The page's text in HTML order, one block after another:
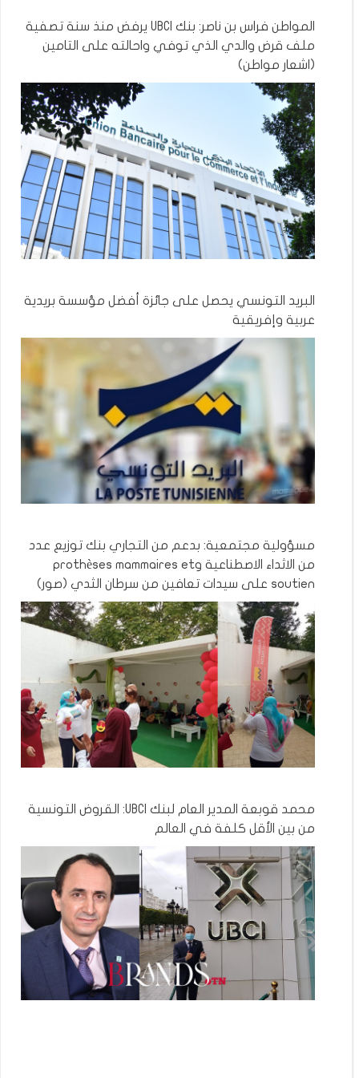
المواطن فراس بن ناصر: بنك UBCI يرفض منذ سنة تصفية
ملف قرض والدي الذي توفي واحالته على التامين
(اشعار مواطن)
البريد التونسي يحصل على جائزة أفضل مؤسسة بريدية
عربية وإفريقية
مسؤولية مجتمعية: بدعم من التجاري بنك توزيع عدد
من الاثداء الاصطناعية وprothèses mammaires et
soutien على سيدات تعافين من سرطان الثدي (صور)
محمد قوبعة المدير العام لبنك UBCI: القروض التونسية
من بين الأقل كلفة في العالم